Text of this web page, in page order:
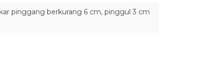
pinggang berkurang 6 cm, pinggul 3 cm